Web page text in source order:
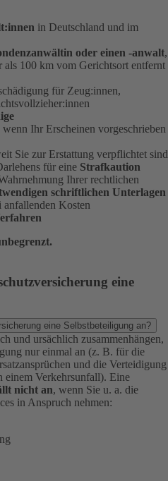
in Deutschland und im
oder einen -anwalt,
als 100 km vom Gerichtsort entfernt
für Zeug:innen,
Ihr Erscheinen vorgeschrieben
Sie zur Erstattung verpflichtet sind
für eine Strafkaution
Ihrer rechtlichen
schriftlichen Unterlagen
anfallenden Kosten
eine
eine Selbstbeteiligung an?
und ursächlich zusammenhängen,
nur einmal an (z. B. für die
und die Verteidigung
einem Verkehrsunfall). Eine
nicht an, wenn Sie u. a. die
in Anspruch nehmen: